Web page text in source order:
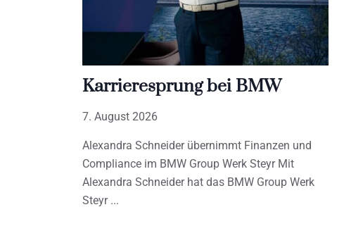
Karrieresprung bei BMW
7. August 2026
Alexandra Schneider übernimmt Finanzen und
Compliance im BMW Group Werk Steyr Mit
Alexandra Schneider hat das BMW Group Werk
Steyr